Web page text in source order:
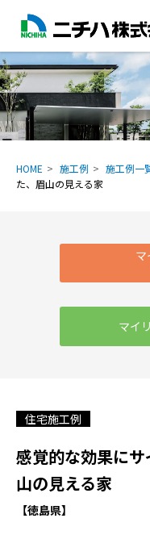
HOME 施工例 施工例一
た、眉山の見える家
マイ
住宅施工例
感覚的な効果に
山の見える家
【徳島県】